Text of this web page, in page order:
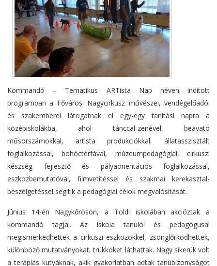
Kommandó – Tematikus ARTista Nap néven indított
programban a Fővárosi Nagycirkusz művészei, vendégelőadói
és szakemberei látogatnak el egy-egy tanítási napra a
középiskolákba, ahol tánccal-zenével, beavató
műsorszámokkal, artista produkciókkal, állatasszisztált
foglalkozással, bohóctérfával, múzeumpedagógiai, cirkuszi
készség fejlesztő és pályaorientációs foglalkozással,
eszközbemutatóval, filmvetítéssel és szakmai kerekasztal-
beszélgetéssel segítik a pedagógiai célok megvalósítását.
Június 14-én Nagykőrösön, a Toldi iskolában akcióztak a
kommandó tagjai. Az iskola tanulói és pedagógusai
megismerkedhettek a cirkuszi eszközökkel, zsonglőrködhettek,
különböző mutatványokat, trükköket láthattak. Nagy sikerük volt
a terápiás kutyáknak, akik gyakorlatban adtak tanúbizonyságot